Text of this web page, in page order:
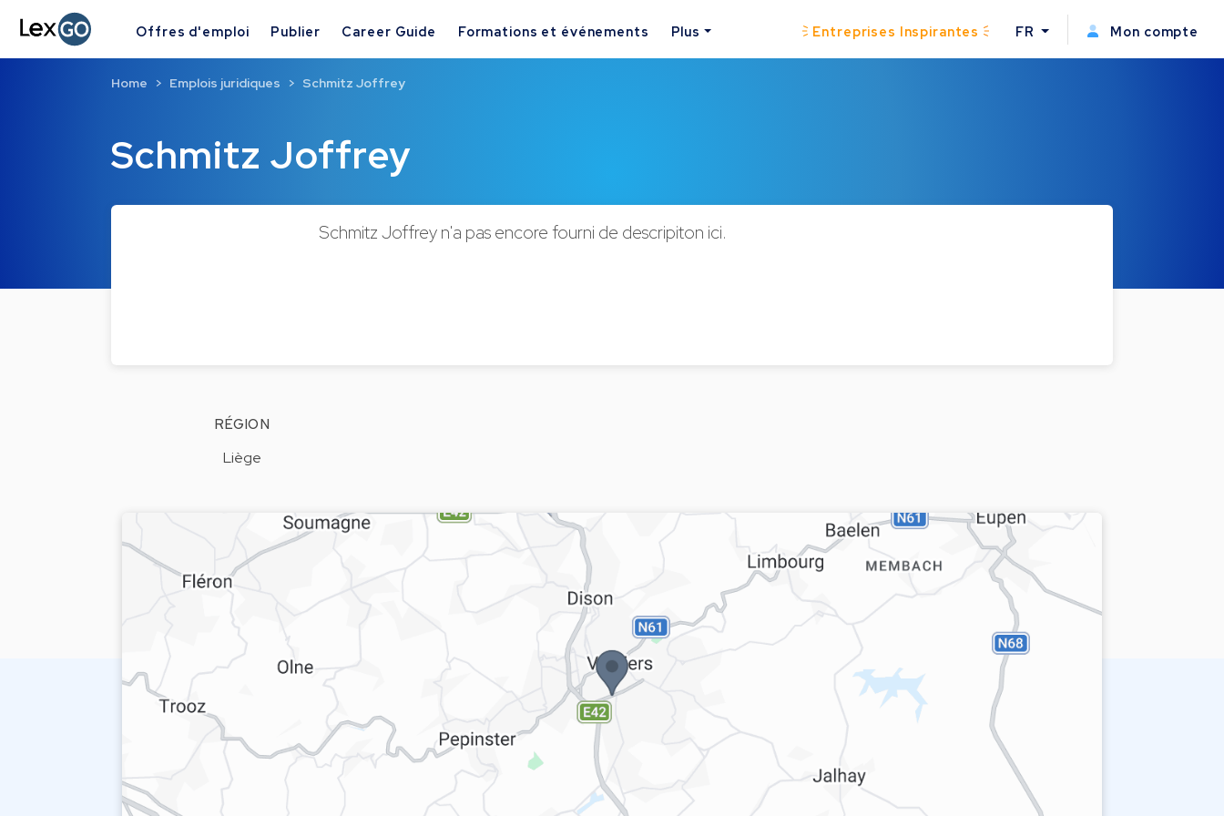
Offres d'emploi Publier Career Guide Formations et événements Plus Entreprises Inspirantes FR Mon compte
Schmitz Joffrey
Home Emplois juridiques Schmitz Joffrey
Schmitz Joffrey n'a pas encore fourni de descripiton ici.
RÉGION
Liège